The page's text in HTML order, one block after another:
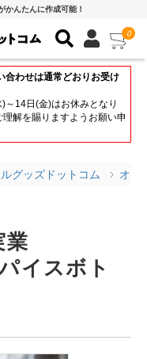
かんたんに作成可能！
0
合わせは通常どおりお受け
14日(金)はお休みとなり
解を賜りますようお願い申
グッズドットコム オリ
業
イスボト